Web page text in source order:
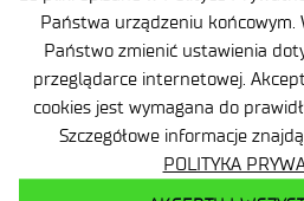
Państwa urządzeniu końcowym.
Państwo zmienić ustawienia
przeglądarce internetowej.
cookies jest wymagana do
Szczegółowe informacje
POLITYKA
Deklaracja dostępności
Polityka prywatności
Zgłaszanie naruszeń prawa
Plan równości (GEP)